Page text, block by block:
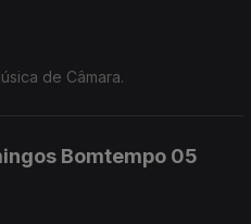
de Câmara.
Bomtempo 05